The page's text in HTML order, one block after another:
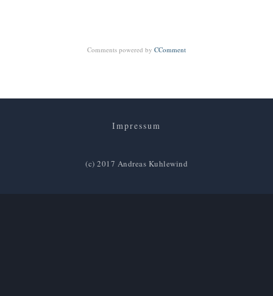
Comments powered by CComment
Impressum
(c) 2017 Andreas Kuhlewind